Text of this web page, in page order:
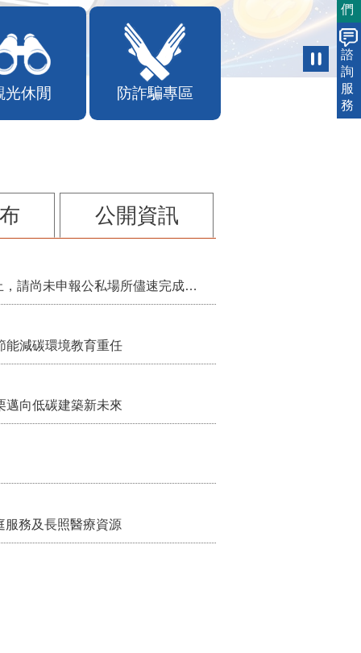
光休閒 防詐騙專區
公開資訊
115年第2季固定源空污費申報已於7月底截止，請尚未申報公私場所儘速完成申繳，以免面臨滯納金及罰鍰!
減碳環境教育重任
向低碳建築新未來
服務及長照醫療資源
們
諮
詢
服
務